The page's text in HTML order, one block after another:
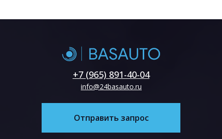
Отправить запрос
info@24basauto.ru
+7 (965) 891-40-04